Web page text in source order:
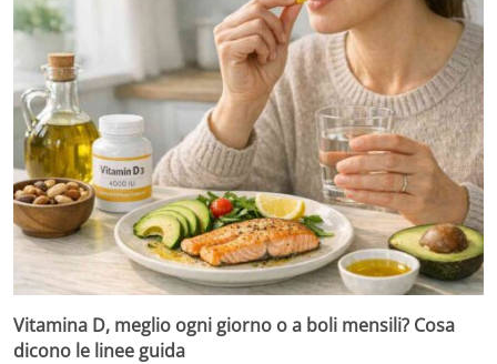
Vitamina D, meglio ogni giorno o a boli mensili? Cosa
dicono le linee guida